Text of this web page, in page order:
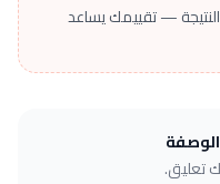
— تقييمك يساعد
تعليق.